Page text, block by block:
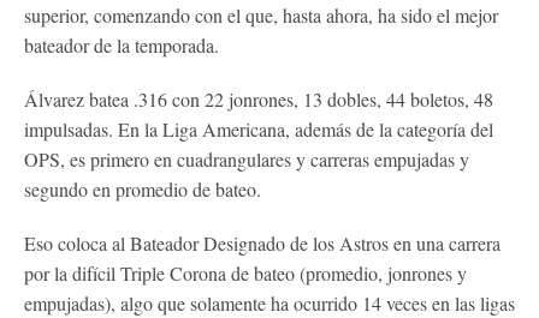
superior, comenzando con el que, hasta ahora, ha sido el mejor
bateador de la temporada.
Álvarez batea .316 con 22 jonrones, 13 dobles, 44 boletos, 48
impulsadas. En la Liga Americana, además de la categoría del
OPS, es primero en cuadrangulares y carreras empujadas y
segundo en promedio de bateo.
Eso coloca al Bateador Designado de los Astros en una carrera
por la difícil Triple Corona de bateo (promedio, jonrones y
empujadas), algo que solamente ha ocurrido 14 veces en las ligas